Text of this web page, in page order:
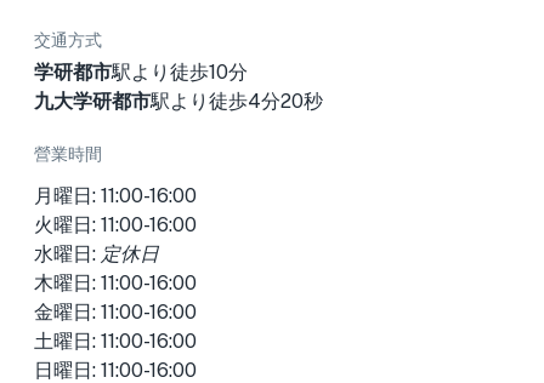
交通方式
学研都市駅より徒歩10分
九大学研都市駅より徒歩4分20秒
營業時間
月曜日: 11:00-16:00
火曜日: 11:00-16:00
水曜日: 定休日
木曜日: 11:00-16:00
金曜日: 11:00-16:00
土曜日: 11:00-16:00
日曜日: 11:00-16:00